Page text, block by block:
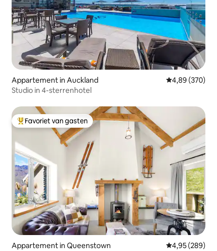
Appartement in Auckland Gemiddelde
4,89 (370)
Studio in 4-sterrenhotel
Topfavoriet van gasten
Favoriet van gasten
Appartement in Queenstown Gemiddelde
4,95 (289)